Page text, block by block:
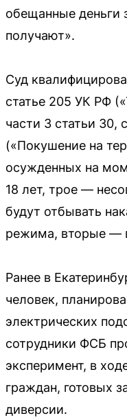
обещанные деньги
получают».
Суд
статье 205 УК РФ
части 3 статьи 30,
(«Покушение на
осужденных на
18 лет, трое —
будут отбывать
режима, вторые —
Ранее в
человек,
электрических
сотрудники ФСБ
эксперимент, в
граждан, готовых
диверсии.